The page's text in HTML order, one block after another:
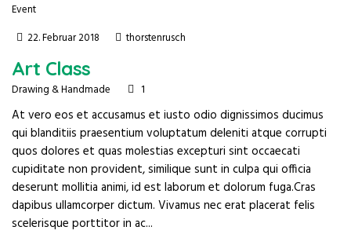
Event
22. Februar 2018
thorstenrusch
Art Class
Drawing & Handmade 1
At vero eos et accusamus et iusto odio dignissimos ducimus
qui blanditiis praesentium voluptatum deleniti atque corrupti
quos dolores et quas molestias excepturi sint occaecati
cupiditate non provident, similique sunt in culpa qui officia
deserunt mollitia animi, id est laborum et dolorum fuga.Cras
dapibus ullamcorper dictum. Vivamus nec erat placerat felis
scelerisque porttitor in ac...